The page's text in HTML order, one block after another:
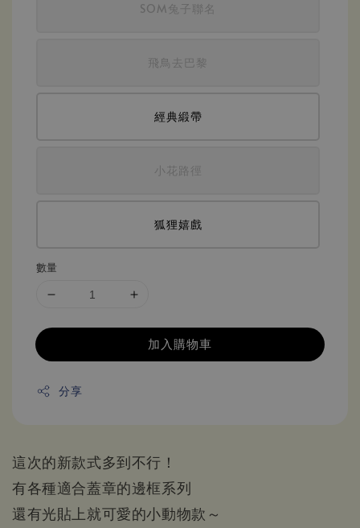
SOM兔子聯名
飛鳥去巴黎
經典緞帶
小花路徑
狐狸嬉戲
數量
加入購物車
分享
這次的新款式多到不行！
有各種適合蓋章的邊框系列
還有光貼上就可愛的小動物款～